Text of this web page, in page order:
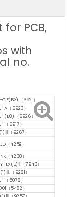
PCB,
with
no.
CF(B3)（6921）
（6923）
（6926）
（6917）
（9267）
（4252）
（4238）
LX(B)Ⅱ（7943）
（9281）
（5078）
（5482）